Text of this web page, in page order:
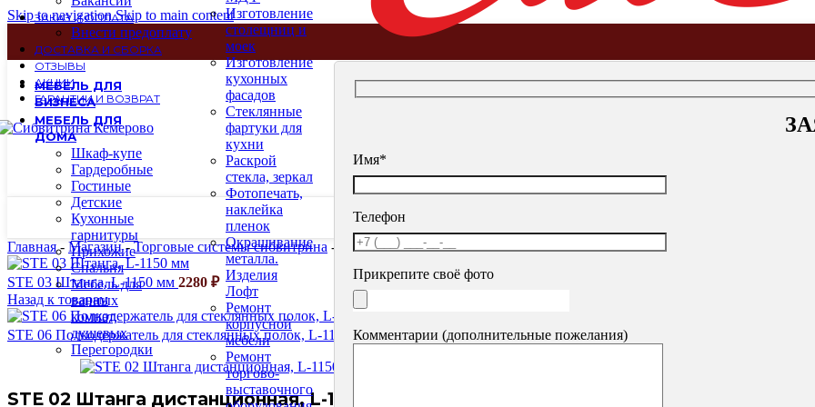
Skip to navigationSkip to main content
ЗАКАЗ И ОПЛАТА
Внести предоплату
ДОСТАВКА И СБОРКА
ОТЗЫВЫ
АКЦИИ
ГАРАНТИИ И ВОЗВРАТ
МЕБЕЛЬ ДЛЯ
БИЗНЕСА
МЕБЕЛЬ ДЛЯ
ДОМА
Шкаф-купе
Гардеробные
Гостиные
Детские
Кухонные
гарнитуры
Прихожие
Спальня
Мебель для
ванных
комнат,
душевых
Перегородки
Изготовление
столещниц и
моек
Изготовление
кухонных
фасадов
Стеклянные
фартуки для
кухни
Раскрой
стекла, зеркал
Фотопечать,
наклейка
пленок
Окрашивание
металла.
Изделия
Лофт
Ремонт
корпусной
мебели
Ремонт
торгово-
выставочного
Имя*
Телефон
Прикрепите своё фото
Комментарии (дополнительные пожелания)
Главная- Магазин-Торговые системы сибвитрина - Системы на основе труб и перфорированные стойки
STE 03 Штанга, L-1150 мм 2280 ₽
Назад к товарам
STE 06 Полкодержатель для стеклянных полок, L-1150 мм3480₽
STE 02 Штанга дистанционная, L-1150 мм